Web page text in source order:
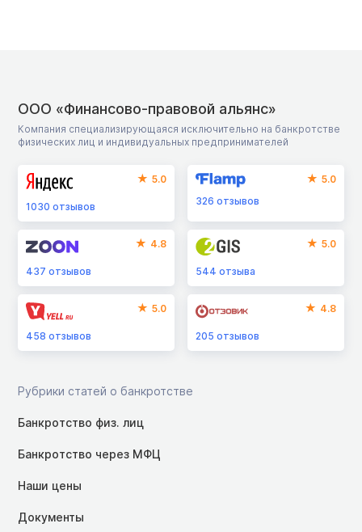
ООО «Финансово-правовой альянс»
Компания специализирующаяся исключительно на банкротстве
физических лиц и индивидуальных предпринимателей
5.0
1030 отзывов
5.0
326отзывов
4.8
437 отзывов
5.0
544отзыва
5.0
458 отзывов
4.8
205отзывов
Рубрики статей о банкротстве
Банкротство физ. лиц
Банкротство через МФЦ
Наши цены
Документы